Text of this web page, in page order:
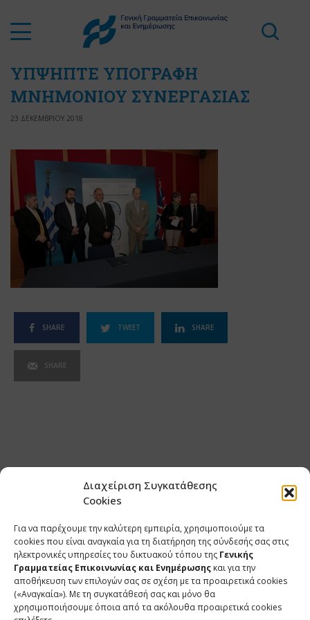
Διαχείριση Συγκατάθεσης
Cookies
Για να παρέχουμε την καλύτερη εμπειρία, χρησιμοποιούμε τα
cookies που είναι αναγκαία για τη διατήρηση της σύνδεσής σας στις
ηλεκτρονικές υπηρεσίες του δικτυακού τόπου της Γενικής
Γραμματείας Επικοινωνίας και Ενημέρωσης και για την
αποθήκευση των επιλογών σας σε σχέση με τα προαιρετικά cookies
(«Αναγκαία»). Με τη συγκατάθεσή σας και μόνο θα
χρησιμοποιήσουμε όποια από τα ακόλουθα προαιρετικά cookies
ΥΠΨΗΠΤΕ ΥΠΟΓΡΑΦΗ
ΜΝΗΜΟΝΙΟΥ ΣΥΝΕΡΓΑΣΙΑΣ
23 ΔΕΚΕΜΒΡΙΟΥ 2018
SHARE TWEET SHARE
SHARE
ΕΠΙΚΟΙΝΩΝΙΑ